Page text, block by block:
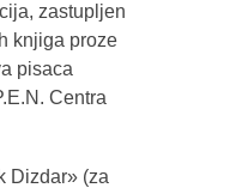
zastupljen
knjiga proze
pisaca
Centra
Dizdar» (za